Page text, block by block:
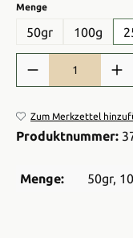
Mengeauswählen
50gr 100g
Produkt Anzahl: Gib
Zum Merkzettel
Produktnummer:
Menge: 50gr,